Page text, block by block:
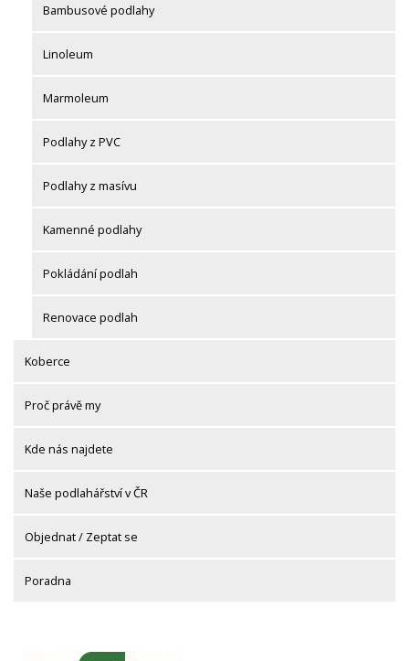
Bambusové podlahy
Linoleum
Marmoleum
Podlahy z PVC
Podlahy z masívu
Kamenné podlahy
Pokládání podlah
Renovace podlah
Koberce
Proč právě my
Kde nás najdete
Naše podlahářství v ČR
Objednat / Zeptat se
Poradna